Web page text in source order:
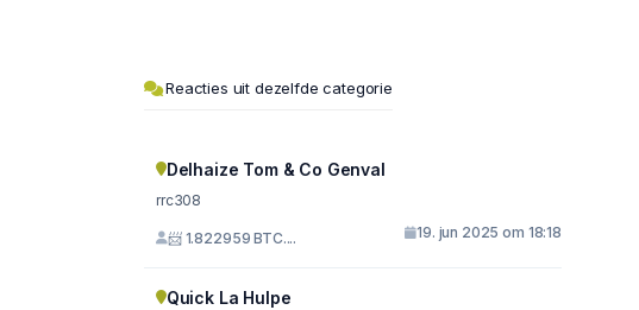
Reacties uit dezelfde categorie
Delhaize Tom & Co Genval
rrc308
📨 1.822959 BTC.... 19. jun 2025 om 18:18
Quick La Hulpe